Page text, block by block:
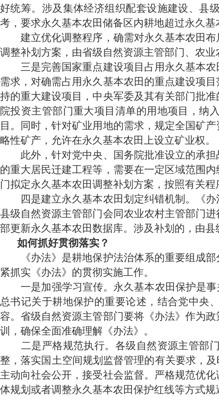
好统筹。涉及集体经济组织配套设施建设、县
考，要求永久基本农田储备区内耕地超过永久
建立优化调整程序，确需对永久基本农田布
调整补划方案，由省级自然资源主管部门、农
三是完善国家重点建设项目占用永久基本农
需求，对确需占用永久基本农田的重点建设项
持的重大建设项目，中央军委及其有关部门批
院投资主管部门重大项目清单的用地项目，纳
目。同时，针对矿业用地的需求，规定全国矿
略性矿产，允许在永久基本农田上设立矿业权。
此外，针对党中央、国务院批准设立的承担
的重大居民迁建工程等，需要在一定区域范围
门拟定永久基本农田调整补划方案，按照有关
四是建立永久基本农田划定纠错机制。《办
县级自然资源主管部门会同农业农村主管部门
部更新永久基本农田数据库。涉及补划的，由
如何抓好贯彻落实？
《办法》是耕地保护法治体系的重要组成部
紧抓实《办法》的贯彻实施工作。
一是加强学习宣传。永久基本农田保护是事
总书记关于耕地保护的重要论述，结合党中央
容。省级自然资源主管部门要将《办法》作为
训，确保全面准确理解《办法》。
二是严格规范执行。各级自然资源主管部门
整，落实国土空间规划监督管理的有关要求，
主动向社会公开，接受社会监督。严格规范优
体规划或者调整永久基本农田保护红线等方式